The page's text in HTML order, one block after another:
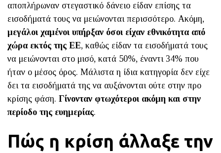
αποπλήρωναν στεγαστικό δάνειο είδαν επίσης τα
εισοδήματά τους να μειώνονται περισσότερο. Ακόμη,
μεγάλοι χαμένοι υπήρξαν όσοι είχαν εθνικότητα από
χώρα εκτός της ΕΕ, καθώς είδαν τα εισοδήματά τους
να μειώνονται στο μισό, κατά 50%, έναντι 34% που
ήταν ο μέσος όρος. Μάλιστα η ίδια κατηγορία δεν είχε
δει τα εισοδήματά της να αυξάνονται ούτε στην προ
κρίσης φάση. Γίνονταν φτωχότεροι ακόμη και στην
περίοδο της ευημερίας.
Πώς η κρίση άλλαξε την